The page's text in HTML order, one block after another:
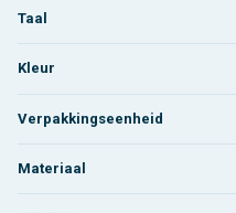
Taal
Kleur
Verpakkingseenheid
Materiaal